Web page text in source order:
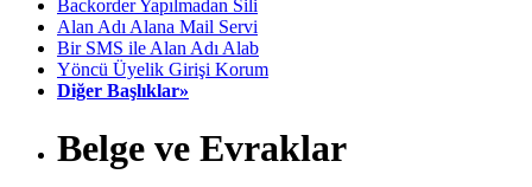
Backorder Yapılmadan Sili
Alan Adı Alana Mail Servi
Bir SMS ile Alan Adı Alab
Yöncü Üyelik Girişi Korum
Diğer Başlıklar»
Belge ve Evraklar